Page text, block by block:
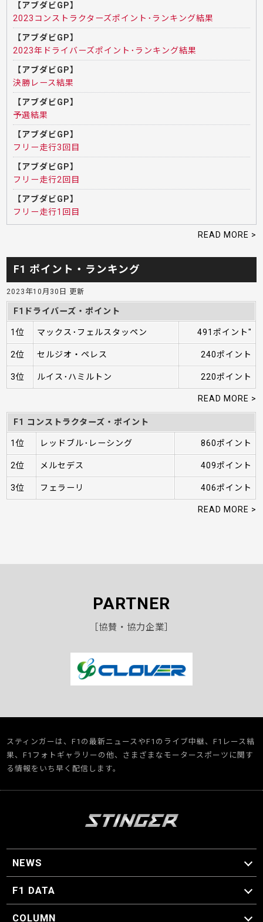
【アブダビGP】
2023コンストラクターズポイント･ランキング結果
【アブダビGP】
2023年ドライバーズポイント･ランキング結果
【アブダビGP】
決勝レース結果
【アブダビGP】
予選結果
【アブダビGP】
フリー走行3回目
【アブダビGP】
フリー走行2回目
【アブダビGP】
フリー走行1回目
READ MORE >
F1 ポイント・ランキング
2023年10月30日 更新
F1ドライバーズ・ポイント
1位 マックス･フェルスタッペン 491ポイント"
2位 セルジオ・ペレス 240ポイント
3位 ルイス･ハミルトン 220ポイント
READ MORE >
F1 コンストラクターズ・ポイント
1位 レッドブル･レーシング 860ポイント
2位 メルセデス 409ポイント
3位 フェラーリ 406ポイント
READ MORE >
PARTNER
［協賛・協力企業］
スティンガーは、F1の最新ニュースやF1のライブ中継、F1レース結
果、F1フォトギャラリーの他、さまざまなモータースポーツに関す
る情報をいち早く配信します。
NEWS
F1 ニュース
F1 DATA
F1 日程
F1 データ
COLUMN